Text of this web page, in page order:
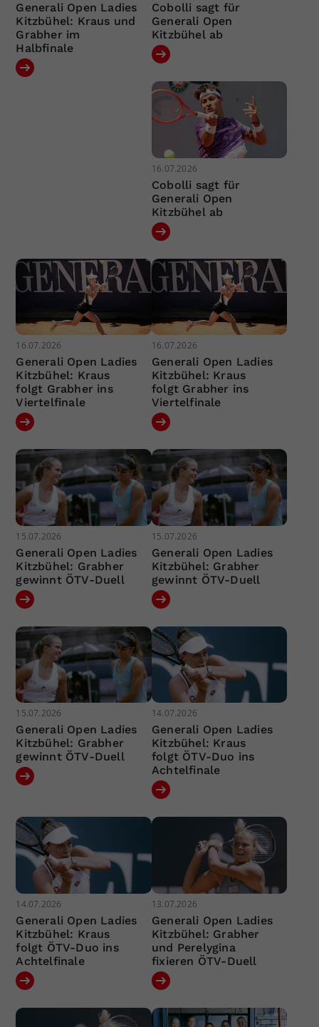
Generali Open Ladies
Kitzbühel: Kraus und
Grabher im
Halbfinale
Cobolli sagt für
Generali Open
Kitzbühel ab
16.07.2026
Cobolli sagt für
Generali Open
Kitzbühel ab
16.07.2026
Generali Open Ladies
Kitzbühel: Kraus
folgt Grabher ins
Viertelfinale
16.07.2026
Generali Open Ladies
Kitzbühel: Kraus
folgt Grabher ins
Viertelfinale
15.07.2026
Generali Open Ladies
Kitzbühel: Grabher
gewinnt ÖTV-Duell
15.07.2026
Generali Open Ladies
Kitzbühel: Grabher
gewinnt ÖTV-Duell
15.07.2026
Generali Open Ladies
Kitzbühel: Grabher
gewinnt ÖTV-Duell
14.07.2026
Generali Open Ladies
Kitzbühel: Kraus
folgt ÖTV-Duo ins
Achtelfinale
14.07.2026
Generali Open Ladies
Kitzbühel: Kraus
folgt ÖTV-Duo ins
Achtelfinale
13.07.2026
Generali Open Ladies
Kitzbühel: Grabher
und Perelygina
fixieren ÖTV-Duell